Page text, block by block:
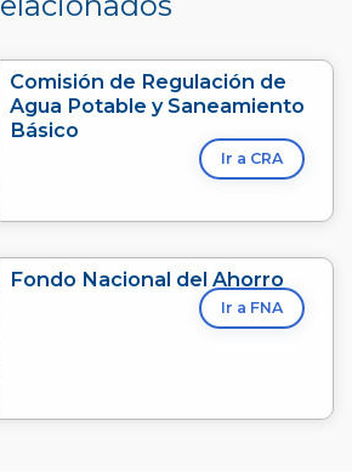
Comisión de Regulación de
Agua Potable y Saneamiento
Básico
Ir a CRA
Fondo Nacional del Ahorro
Ir a FNA